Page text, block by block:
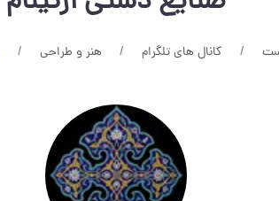
کانال های تلگرام هنر و طراحی